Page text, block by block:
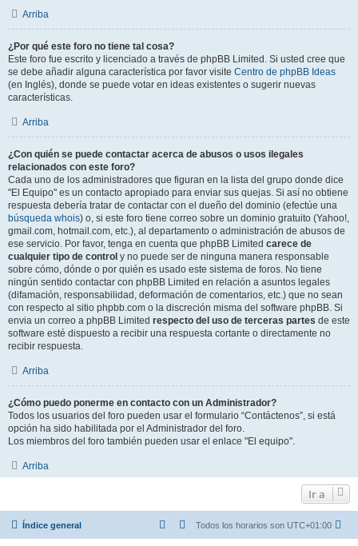
Arriba
¿Por qué este foro no tiene tal cosa?
Este foro fue escrito y licenciado a través de phpBB Limited. Si usted cree que
se debe añadir alguna característica por favor visite Centro de phpBB Ideas
(en Inglés), donde se puede votar en ideas existentes o sugerir nuevas
características.
Arriba
¿Con quién se puede contactar acerca de abusos o usos ilegales
relacionados con este foro?
Cada uno de los administradores que figuran en la lista del grupo donde dice
"El Equipo" es un contacto apropiado para enviar sus quejas. Si así no obtiene
respuesta debería tratar de contactar con el dueño del dominio (efectúe una
búsqueda whois) o, si este foro tiene correo sobre un dominio gratuito (Yahoo!,
gmail.com, hotmail.com, etc.), al departamento o administración de abusos de
ese servicio. Por favor, tenga en cuenta que phpBB Limited carece de
cualquier tipo de control y no puede ser de ninguna manera responsable
sobre cómo, dónde o por quién es usado este sistema de foros. No tiene
ningún sentido contactar con phpBB Limited en relación a asuntos legales
(difamación, responsabilidad, deformación de comentarios, etc.) que no sean
con respecto al sitio phpbb.com o la discreción misma del software phpBB. Si
envia un correo a phpBB Limited respecto del uso de terceras partes de este
software esté dispuesto a recibir una respuesta cortante o directamente no
recibir respuesta.
Arriba
¿Cómo puedo ponerme en contacto con un Administrador?
Todos los usuarios del foro pueden usar el formulario “Contáctenos”, si está
opción ha sido habilitada por el Administrador del foro.
Los miembros del foro también pueden usar el enlace "El equipo".
Arriba
Ir a
Índice general Todos los horarios son UTC+01:00